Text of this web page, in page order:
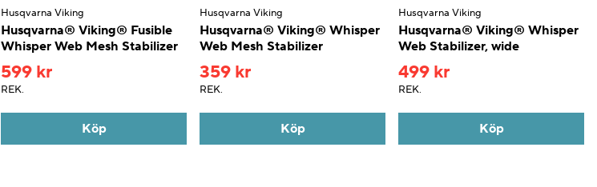
Husqvarna Viking
Husqvarna® Viking® Fusible
Whisper Web Mesh Stabilizer
599 kr
REK.
Köp
Husqvarna Viking
Husqvarna® Viking® Whisper
Web Mesh Stabilizer
359 kr
REK.
Köp
Husqvarna Viking
Husqvarna® Viking® Whisper
Web Stabilizer, wide
499 kr
REK.
Köp